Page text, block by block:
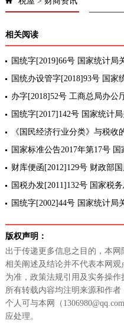
相关阅读
国统字[2019]66号 国家统计局
单的通知
国统办设管字[2018]93号 国家
行业分类注释》(网络版)的通知
办字[2018]52号 工商总局办公
国民经济行业分类标准的通知
国统字[2017]142号 国家统计
准的通知
《国民经济行业分类》与税收
国家标准公告2017年第17号
《国民经济行业分类》国家标
财库便函[2012]129号 财政部
表“国民经济行业分类”指标的通
国税办发[2011]132号 国家税
分类国家标准的通知
国统字[2002]44号 国家统计局
版权声明：
出于传递更多信息之目的，本
相关阐述及结论并不代表本网
为准，政策法规引用及实务操作
所有转载内容均注明来源和作
个人可与本网（
应处理。